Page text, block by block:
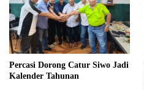
Percasi Dorong Catur Siwo Jadi
Kalender Tahunan